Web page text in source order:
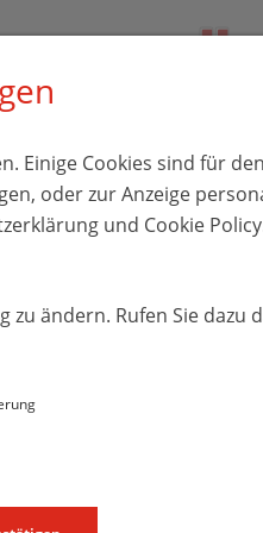
Idealast
8cm 1st
Einige Cookies sind für
oder zur Anzeige
und Cookie
ändern. Rufen Sie dazu